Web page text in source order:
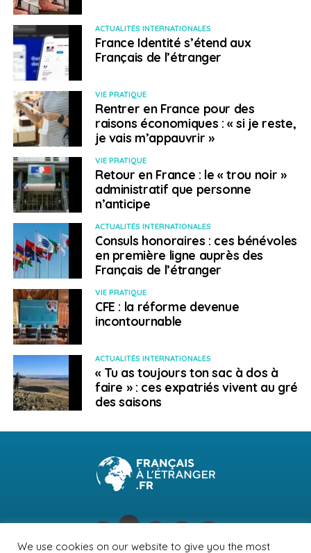
ACTUALITÉS INTERNATIONALES
France Identité s’étend aux
Français de l’étranger
VIE PRATIQUE
Rentrer en France pour des
raisons économiques : « si je reste,
je vais m’appauvrir »
VIE PRATIQUE
Retour en France : le « trou noir »
administratif que personne
n’anticipe
ACTUALITÉS INTERNATIONALES
Consuls honoraires : ces bénévoles
en première ligne auprès des
Français de l’étranger
VIE PRATIQUE
CFE : la réforme devenue
incontournable
ACTUALITÉS INTERNATIONALES
« Tu as toujours ton sac à dos à
faire » : ces expatriés vivent au gré
des saisons
We use cookies on our website to give you the most